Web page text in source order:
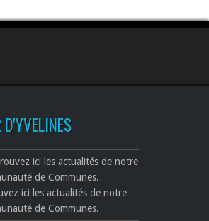
D'YVELINES
ici les actualités de notre
de Communes.